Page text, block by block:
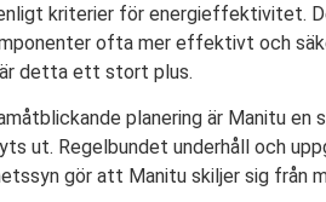
kriterier för energieffektivitet.
ofta mer effektivt och
detta ett stort plus.
planering är Manitu
ut. Regelbundet underhåll och
gör att Manitu skiljer sig från